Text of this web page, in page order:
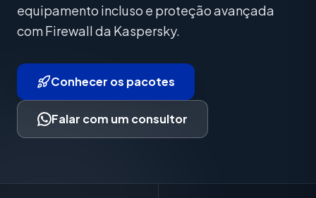
equipamento incluso e proteção avançada
com Firewall da Kaspersky.
Conhecer os pacotes
Falar com um consultor